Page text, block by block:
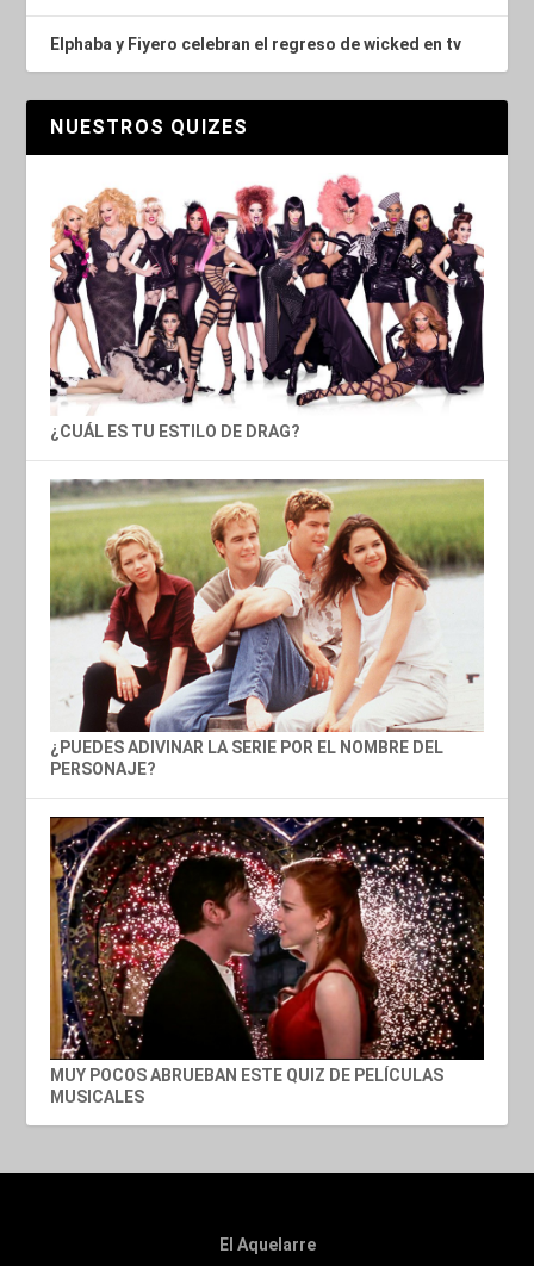
Elphaba y Fiyero celebran el regreso de wicked en tv
NUESTROS QUIZES
¿CUÁL ES TU ESTILO DE DRAG?
¿PUEDES ADIVINAR LA SERIE POR EL NOMBRE DEL
PERSONAJE?
MUY POCOS ABRUEBAN ESTE QUIZ DE PELÍCULAS
MUSICALES
El Aquelarre